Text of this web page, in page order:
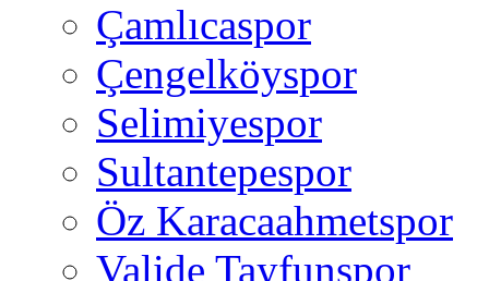
Çamlıcaspor
Çengelköyspor
Selimiyespor
Sultantepespor
Öz Karacaahmetspor
Valide Tayfunspor